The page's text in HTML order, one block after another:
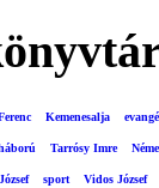
Kemenesalja
Tarrósy Imre
sport Vidos József